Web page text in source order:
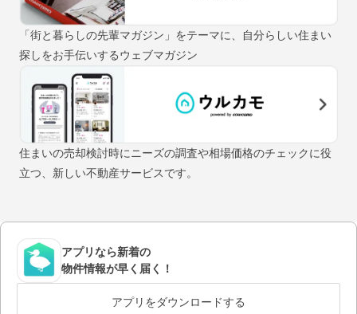
「街と暮らしの先輩マガジン」をテーマに、自分らしい住まい
探しをお手伝いするウェブマガジン
住まいの売却検討時にニーズの調査や相場価格のチェックに役
立つ、新しい不動産サービスです。
アプリなら新着の
物件情報が早く届く！
アプリをダウンロードする